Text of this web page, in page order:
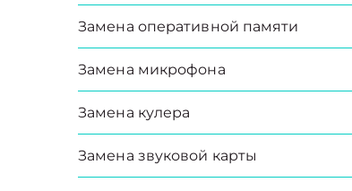
Замена оперативной памяти
Замена микрофона
Замена кулера
Замена звуковой карты